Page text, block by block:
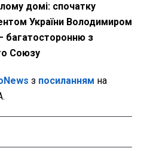
домі: спочатку
України Володимиром
багатосторонню з
Союзу
з посиланням на